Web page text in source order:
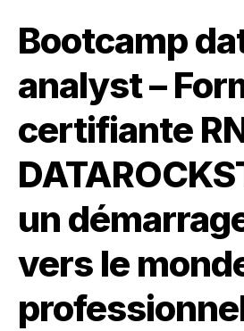
Bootcamp
analyst –
certifiante
un
vers le